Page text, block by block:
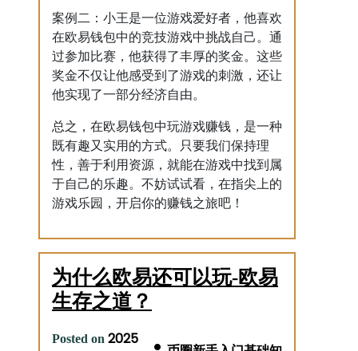
案例二：小王是一位游戏爱好者，他喜欢
在欧易钱包中的竞技游戏中挑战自己。通
过参加比赛，他获得了丰厚的奖金。这些
奖金不仅让他感受到了游戏的刺激，还让
他实现了一部分经济自由。
总之，在欧易钱包中玩游戏赚钱，是一种
既有趣又实用的方式。只要我们保持理
性，善于利用资源，就能在游戏中找到属
于自己的乐趣。不妨试试看，在指尖上的
游戏乐园，开启你的赚钱之旅吧！
为什么欧易还可以玩-欧易
生存之道？
Posted on 2025